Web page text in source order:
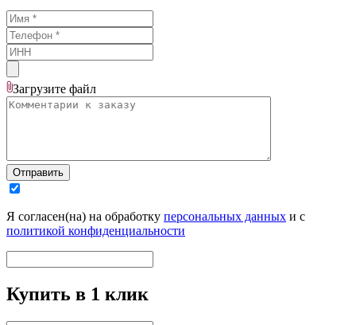
Загрузите файл
Отправить
Я согласен(на) на обработку персональных данных и с
политикой конфиденциальности
Купить в 1 клик